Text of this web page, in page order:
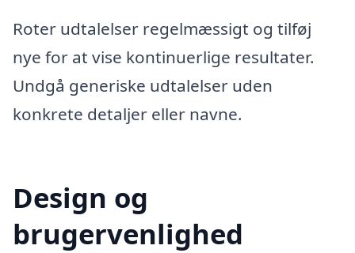
Roter udtalelser regelmæssigt og tilføj
nye for at vise kontinuerlige resultater.
Undgå generiske udtalelser uden
konkrete detaljer eller navne.
Design og
brugervenlighed